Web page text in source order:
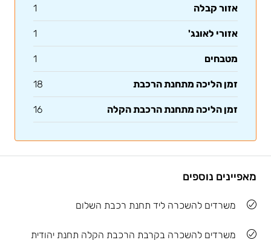
אזור קבלה 1
אזורי לאונג' 1
מטבחים 1
זמן הליכה מתחנת הרכבת 18
זמן הליכה מתחנת הרכבת הקלה 16
מאפיינים נוספים
משרדים להשכרה ליד תחנת רכבת השלום
משרדים להשכרה בקרבת הרכבת הקלה תחנת יהודית